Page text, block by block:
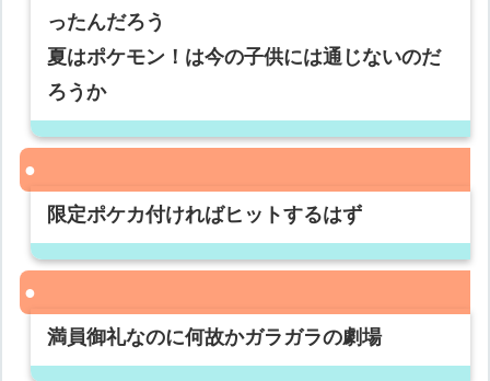
ったんだろう
夏はポケモン！は今の子供には通じないのだ
ろうか
限定ポケカ付ければヒットするはず
満員御礼なのに何故かガラガラの劇場